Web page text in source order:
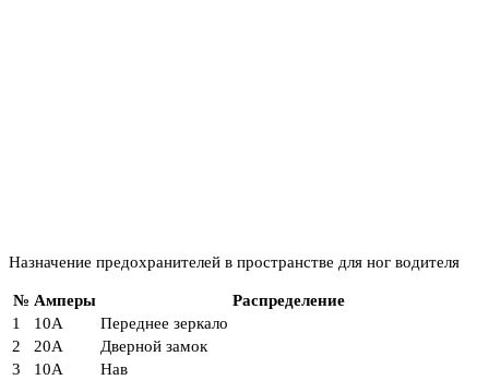
Назначение предохранителей в пространстве для ног водителя
№ Амперы
Распределение
1
10А
Переднее зеркало
2
20А
Дверной замок
3
10А
Нав